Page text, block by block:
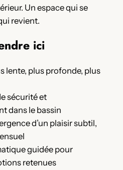
Un espace qui se
revient.
ici
lente, plus profonde, plus
sécurité et
dans le bassin
d’un plaisir subtil,
guidée pour
retenues